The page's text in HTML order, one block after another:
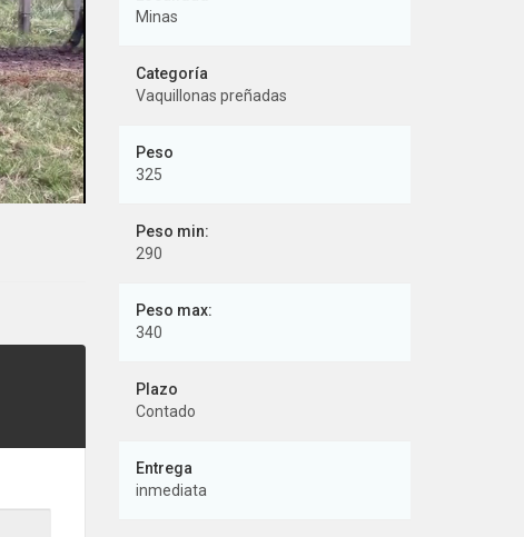
Minas
Vaquillonas preñadas
325
Peso min:
290
Peso max:
340
Plazo
Contado
inmediata